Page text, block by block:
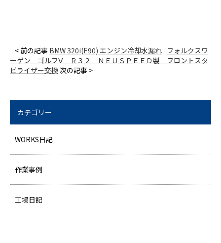
< 前の記事 BMW 320i(E90) エンジン冷却水漏れ フォルクスワ
ーゲン ゴルフⅤ Ｒ３２ ＮＥＵＳＰＥＥＤ製 フロントスタ
ビライザー交換 次の記事 >
カテゴリー
WORKS日記
作業事例
工場日記